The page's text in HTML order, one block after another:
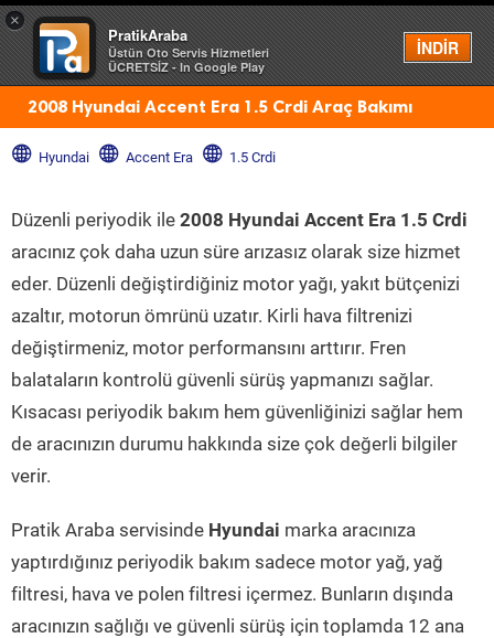
×
PratikAraba
Üstün Oto Servis Hizmetleri
ÜCRETSİZ - In Google Play
İNDİR
Menü
2008 Hyundai Accent Era 1.5 Crdi Araç Bakımı
Hyundai Accent Era 1.5 Crdi
Düzenli periyodik ile 2008 Hyundai Accent Era 1.5 Crdi
aracınız çok daha uzun süre arızasız olarak size hizmet
eder. Düzenli değiştirdiğiniz motor yağı, yakıt bütçenizi
azaltır, motorun ömrünü uzatır. Kirli hava filtrenizi
değiştirmeniz, motor performansını arttırır. Fren
balataların kontrolü güvenli sürüş yapmanızı sağlar.
Kısacası periyodik bakım hem güvenliğinizi sağlar hem
de aracınızın durumu hakkında size çok değerli bilgiler
verir.
Pratik Araba servisinde Hyundai marka aracınıza
yaptırdığınız periyodik bakım sadece motor yağ, yağ
filtresi, hava ve polen filtresi içermez. Bunların dışında
aracınızın sağlığı ve güvenli sürüş için toplamda 12 ana